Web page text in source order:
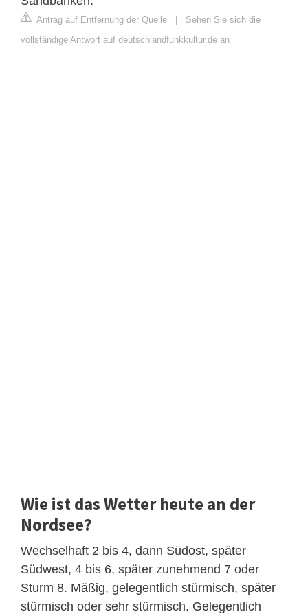
Antrag auf Entfernung der Quelle | Sehen Sie sich die
vollständige Antwort auf deutschlandfunkkultur.de an
Wie ist das Wetter heute an der
Nordsee?
Wechselhaft 2 bis 4, dann Südost, später
Südwest, 4 bis 6, später zunehmend 7 oder
Sturm 8. Mäßig, gelegentlich stürmisch, später
stürmisch oder sehr stürmisch. Gelegentlich